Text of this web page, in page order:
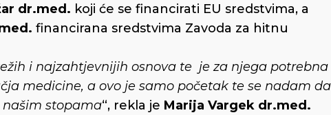
dr.med. koji će se financirati EU sredstvima, a
financirana sredstvima Zavoda za hitnu
i najzahtjevnijih osnova te je za njega potrebna
medicine, a ovo je samo početak te se nadam da
stopama“, rekla je Marija Vargek dr.med.